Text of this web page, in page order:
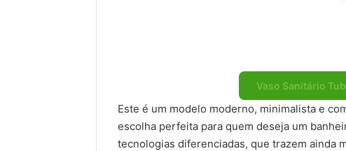
Vaso Sanitário
Este é um modelo moderno, minimalista e
escolha perfeita para quem deseja um
tecnologias diferenciadas, que trazem ainda